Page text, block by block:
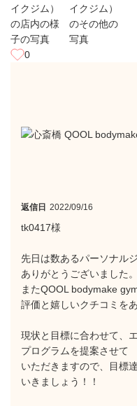
0
返信日 2022/09/16
tk0417様
先日は数あるパーソナル
ありがとうございました。
またQOOL bodymake
評価と嬉しいクチコミを
現状と目標に合わせて、
プログラムを提案させて
いただきますので、目標
いきましょう！！